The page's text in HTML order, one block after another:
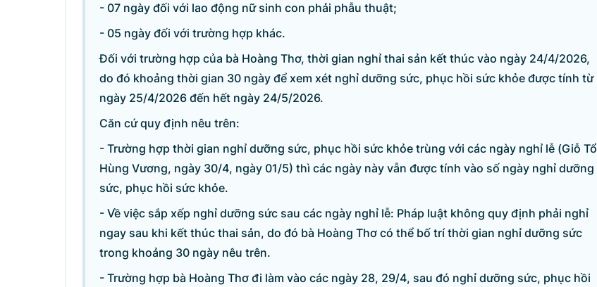
Danh sách câu hỏi
Câu hỏi xem nhiều nhất
Câu hỏi chờ trả lời
Hỏi đáp về quyền sử dụng đất
Hỏi đáp về tuyển sinh 2026
Câu hỏi thường gặp về đấu thầu
- 07 ngày đối với lao động nữ sinh con phải phẫu thuật;
- 05 ngày đối với trường hợp khác.
Đối với trường hợp của bà Hoàng Thơ, thời gian nghỉ thai sản kết thúc vào ngày 24/4/2026,
do đó khoảng thời gian 30 ngày để xem xét nghỉ dưỡng sức, phục hồi sức khỏe được tính từ
ngày 25/4/2026 đến hết ngày 24/5/2026.
Căn cứ quy định nêu trên:
- Trường hợp thời gian nghỉ dưỡng sức, phục hồi sức khỏe trùng với các ngày nghỉ lễ (Giỗ Tổ
Hùng Vương, ngày 30/4, ngày 01/5) thì các ngày này vẫn được tính vào số ngày nghỉ dưỡng
sức, phục hồi sức khỏe.
- Về việc sắp xếp nghỉ dưỡng sức sau các ngày nghỉ lễ: Pháp luật không quy định phải nghỉ
ngay sau khi kết thúc thai sản, do đó bà Hoàng Thơ có thể bố trí thời gian nghỉ dưỡng sức
trong khoảng 30 ngày nêu trên.
- Trường hợp bà Hoàng Thơ đi làm vào các ngày 28, 29/4, sau đó nghỉ dưỡng sức, phục hồi